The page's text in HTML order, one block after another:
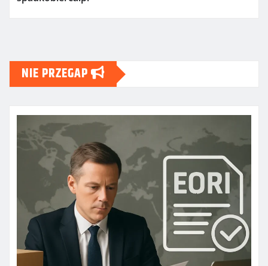
NIE PRZEGAP